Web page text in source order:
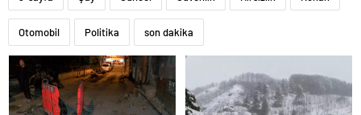
Otomobil Politika son dakika